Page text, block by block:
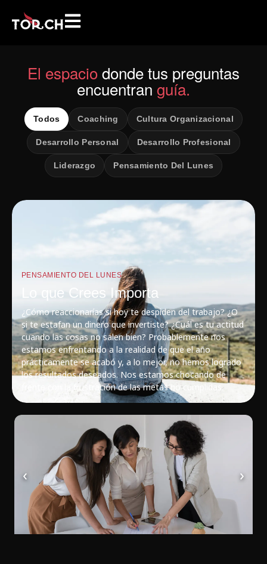
El espaciodonde tus preguntas
encuentran guía.
Todos Coaching Cultura Organizacional
Desarrollo Personal Desarrollo Profesional
Liderazgo Pensamiento Del Lunes
PENSAMIENTO DEL LUNES
Lo que Crees Importa
¿Cómo reaccionarías si hoy te despiden del trabajo? ¿O
si te estafan un dinero que invertiste? ¿Cuál es tu actitud
cuando las cosas no salen bien? Probablemente nos
estamos enfrentando a la realidad de que el año
prácticamente se acabó y, a lo mejor, no hemos logrado
los resultados deseados. Nos estamos chocando de
frente con la frustración de las metas no cumplidas.
‹ ›